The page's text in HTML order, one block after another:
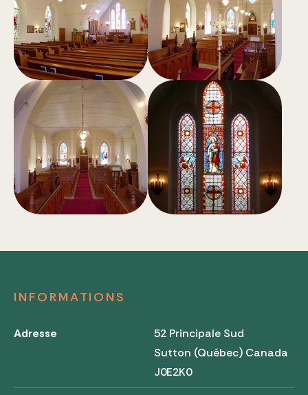
INFORMATIONS
Adresse
52 Principale Sud
Sutton (Québec) Canada
J0E2K0